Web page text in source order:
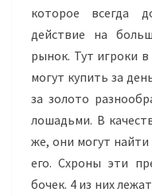
которое всегда
действие на
рынок. Тут игроки в
могут купить за
за золото
лошадьми. В
же, они могут
его. Схроны эти
бочек. 4 из них